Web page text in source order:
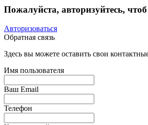
Пожалуйста, авторизуйтесь,
Авторизоваться
Обратная связь
Здесь вы можете оставить свои
Имя пользователя
Ваш Email
Телефон